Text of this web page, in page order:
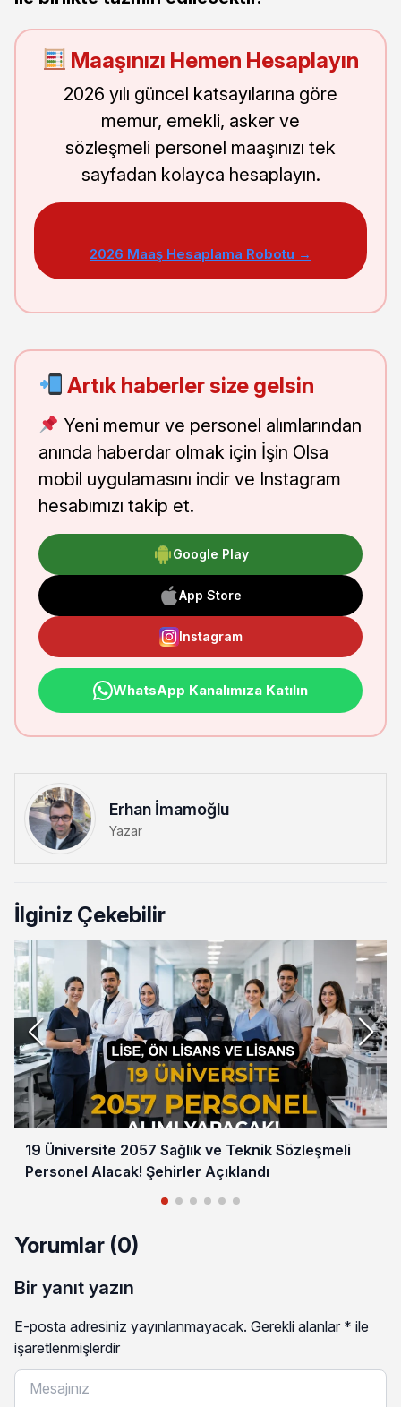
Maaşınızı Hemen Hesaplayın
2026 yılı güncel katsayılarına göre
memur, emekli, asker ve
sözleşmeli personel maaşınızı tek
sayfadan kolayca hesaplayın.
2026 Maaş Hesaplama Robotu →
Artık haberler size gelsin
Yeni memur ve personel alımlarından
anında haberdar olmak için İşin Olsa
mobil uygulamasını indir ve Instagram
hesabımızı takip et.
Google Play
App Store
Instagram
WhatsApp Kanalımıza Katılın
Erhan İmamoğlu
Yazar
İlginiz Çekebilir
19 Üniversite 2057 Sağlık ve Teknik Sözleşmeli
Personel Alacak! Şehirler Açıklandı
Yorumlar (0)
Bir yanıt yazın
E-posta adresiniz yayınlanmayacak. Gerekli alanlar * ile
işaretlenmişlerdir